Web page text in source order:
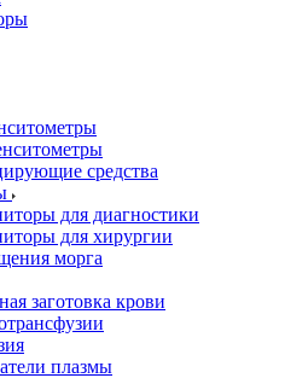
средства
для диагностики
для хирургии
морга
заготовка крови
плазмы